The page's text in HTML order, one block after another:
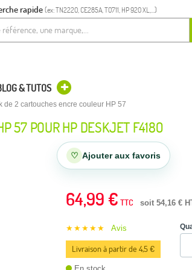
rapide (ex: TN2220, CE285A, T0711, HP 920 XL,...)
& TUTOS
de 2 cartouches encre couleur HP 57
57 POUR HP DESKJET F4180
♡ Ajouter aux favoris
64,99 € TTC soit 54,16 €
★★★★★ Avis
Livraison à partir de 4,5 €